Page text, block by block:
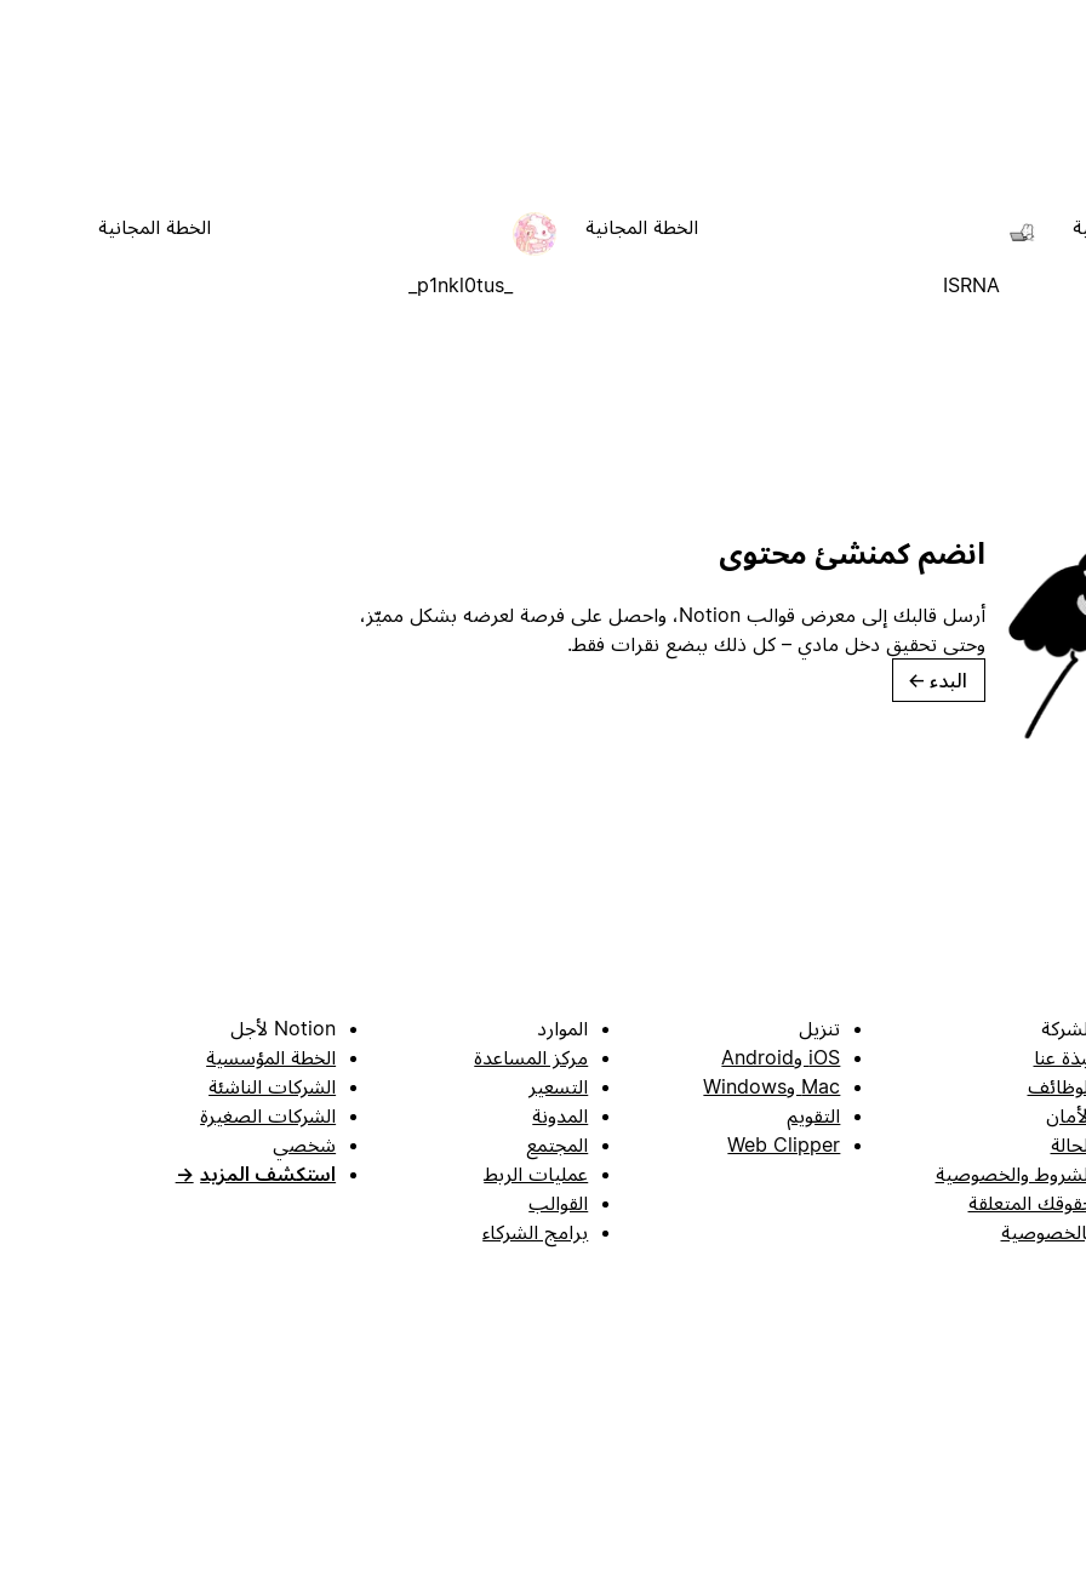
ISRNA
الخطة المجانية
_p1nkl0tus_
الخطة المجانية
انضم كمنشئ محتوى
أرسل قالبك إلى معرض قوالب Notion، واحصل على فرصة لعرضه بشكل مميّز،
وحتى تحقيق دخل مادي – كل ذلك ببضع نقرات فقط.
البدء →
عنا
والخصوصية
المتعلقة
تنزيل
iOS وAndroid
Mac وWindows
التقويم
Web Clipper
الموارد
مركز المساعدة
التسعير
المدونة
المجتمع
عمليات الربط
القوالب
برامج الشركاء
Notion لأجل
الخطة المؤسسية
الشركات الناشئة
الشركات الصغيرة
شخصي
استكشف المزيد →